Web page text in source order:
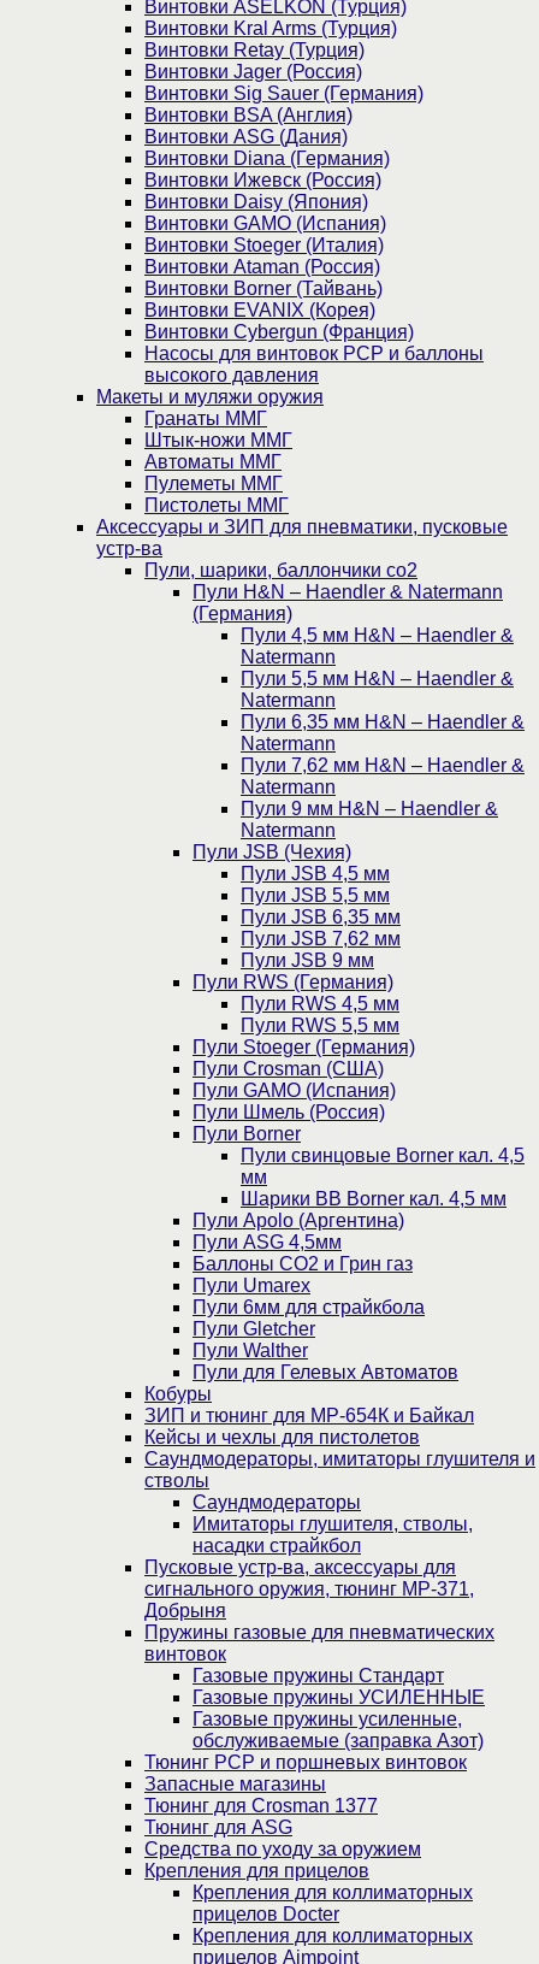
Винтовки ASELKON (Турция)
Винтовки Kral Arms (Турция)
Винтовки Retay (Турция)
Винтовки Jager (Россия)
Винтовки Sig Sauer (Германия)
Винтовки BSA (Англия)
Винтовки ASG (Дания)
Винтовки Diana (Германия)
Винтовки Ижевск (Россия)
Винтовки Daisy (Япония)
Винтовки GAMO (Испания)
Винтовки Stoeger (Италия)
Винтовки Ataman (Россия)
Винтовки Borner (Тайвань)
Винтовки EVANIX (Корея)
Винтовки Cybergun (Франция)
Насосы для винтовок PCP и баллоны
высокого давления
Макеты и муляжи оружия
Гранаты ММГ
Штык-ножи ММГ
Автоматы ММГ
Пулеметы ММГ
Пистолеты ММГ
Аксессуары и ЗИП для пневматики, пусковые
устр-ва
Пули, шарики, баллончики со2
Пули H&N – Haendler & Natermann
(Германия)
Пули 4,5 мм H&N – Haendler &
Natermann
Пули 5,5 мм H&N – Haendler &
Natermann
Пули 6,35 мм H&N – Haendler &
Natermann
Пули 7,62 мм H&N – Haendler &
Natermann
Пули 9 мм H&N – Haendler &
Natermann
Пули JSB (Чехия)
Пули JSB 4,5 мм
Пули JSB 5,5 мм
Пули JSB 6,35 мм
Пули JSB 7,62 мм
Пули JSB 9 мм
Пули RWS (Германия)
Пули RWS 4,5 мм
Пули RWS 5,5 мм
Пули Stoeger (Германия)
Пули Crosman (США)
Пули GAMO (Испания)
Пули Шмель (Россия)
Пули Borner
Пули свинцовые Borner кал. 4,5
мм
Шарики BB Borner кал. 4,5 мм
Пули Apolo (Аргентина)
Пули ASG 4,5мм
Баллоны CO2 и Грин газ
Пули Umarex
Пули 6мм для страйкбола
Пули Gletcher
Пули Walther
Пули для Гелевых Автоматов
Кобуры
ЗИП и тюнинг для МР-654К и Байкал
Кейсы и чехлы для пистолетов
Саундмодераторы, имитаторы глушителя и
стволы
Саундмодераторы
Имитаторы глушителя, стволы,
насадки страйкбол
Пусковые устр-ва, аксессуары для
сигнального оружия, тюнинг МР-371,
Добрыня
Пружины газовые для пневматических
винтовок
Газовые пружины Стандарт
Газовые пружины УСИЛЕННЫЕ
Газовые пружины усиленные,
обслуживаемые (заправка Азот)
Тюнинг PCP и поршневых винтовок
Запасные магазины
Тюнинг для Crosman 1377
Тюнинг для ASG
Средства по уходу за оружием
Крепления для прицелов
Крепления для коллиматорных
прицелов Docter
Крепления для коллиматорных
прицелов Aimpoint